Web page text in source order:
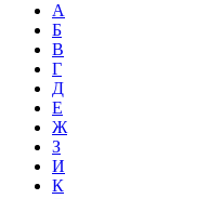
А
Б
В
Г
Д
Е
Ж
З
И
К